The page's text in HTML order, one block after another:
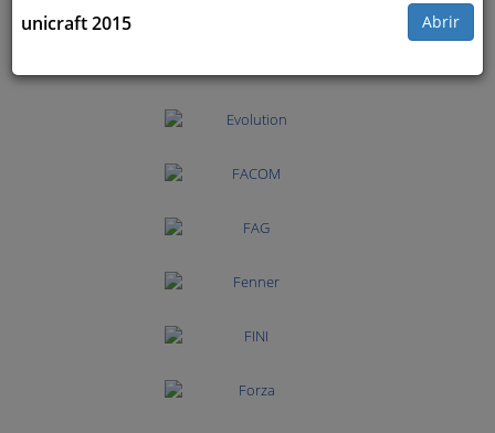
unicraft 2015 Abrir